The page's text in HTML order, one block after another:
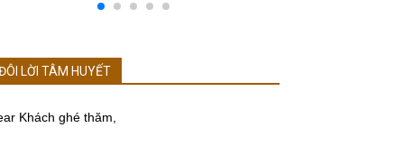
LỜI TÂM HUYẾT
Khách ghé thăm,